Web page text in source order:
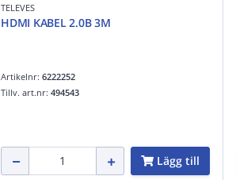
TELEVES
HDMI KABEL 2.0B 3M
Artikelnr: 6222252
Tillv. art.nr: 494543
Lägg till